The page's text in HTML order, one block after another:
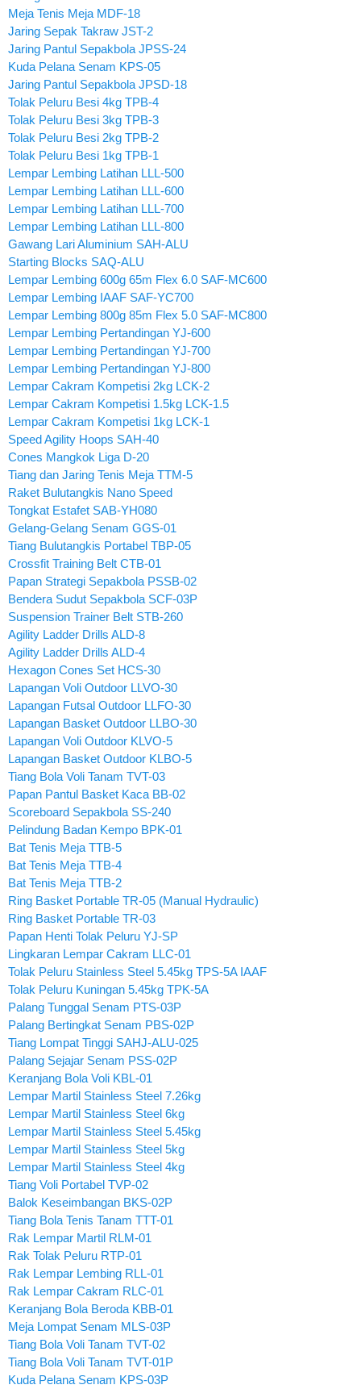
Meja Tenis Meja MDF-18
Jaring Sepak Takraw JST-2
Jaring Pantul Sepakbola JPSS-24
Kuda Pelana Senam KPS-05
Jaring Pantul Sepakbola JPSD-18
Tolak Peluru Besi 4kg TPB-4
Tolak Peluru Besi 3kg TPB-3
Tolak Peluru Besi 2kg TPB-2
Tolak Peluru Besi 1kg TPB-1
Lempar Lembing Latihan LLL-500
Lempar Lembing Latihan LLL-600
Lempar Lembing Latihan LLL-700
Lempar Lembing Latihan LLL-800
Gawang Lari Aluminium SAH-ALU
Starting Blocks SAQ-ALU
Lempar Lembing 600g 65m Flex 6.0 SAF-MC600
Lempar Lembing IAAF SAF-YC700
Lempar Lembing 800g 85m Flex 5.0 SAF-MC800
Lempar Lembing Pertandingan YJ-600
Lempar Lembing Pertandingan YJ-700
Lempar Lembing Pertandingan YJ-800
Lempar Cakram Kompetisi 2kg LCK-2
Lempar Cakram Kompetisi 1.5kg LCK-1.5
Lempar Cakram Kompetisi 1kg LCK-1
Speed Agility Hoops SAH-40
Cones Mangkok Liga D-20
Tiang dan Jaring Tenis Meja TTM-5
Raket Bulutangkis Nano Speed
Tongkat Estafet SAB-YH080
Gelang-Gelang Senam GGS-01
Tiang Bulutangkis Portabel TBP-05
Crossfit Training Belt CTB-01
Papan Strategi Sepakbola PSSB-02
Bendera Sudut Sepakbola SCF-03P
Suspension Trainer Belt STB-260
Agility Ladder Drills ALD-8
Agility Ladder Drills ALD-4
Hexagon Cones Set HCS-30
Lapangan Voli Outdoor LLVO-30
Lapangan Futsal Outdoor LLFO-30
Lapangan Basket Outdoor LLBO-30
Lapangan Voli Outdoor KLVO-5
Lapangan Basket Outdoor KLBO-5
Tiang Bola Voli Tanam TVT-03
Papan Pantul Basket Kaca BB-02
Scoreboard Sepakbola SS-240
Pelindung Badan Kempo BPK-01
Bat Tenis Meja TTB-5
Bat Tenis Meja TTB-4
Bat Tenis Meja TTB-2
Ring Basket Portable TR-05 (Manual Hydraulic)
Ring Basket Portable TR-03
Papan Henti Tolak Peluru YJ-SP
Lingkaran Lempar Cakram LLC-01
Tolak Peluru Stainless Steel 5.45kg TPS-5A IAAF
Tolak Peluru Kuningan 5.45kg TPK-5A
Palang Tunggal Senam PTS-03P
Palang Bertingkat Senam PBS-02P
Tiang Lompat Tinggi SAHJ-ALU-025
Palang Sejajar Senam PSS-02P
Keranjang Bola Voli KBL-01
Lempar Martil Stainless Steel 7.26kg
Lempar Martil Stainless Steel 6kg
Lempar Martil Stainless Steel 5.45kg
Lempar Martil Stainless Steel 5kg
Lempar Martil Stainless Steel 4kg
Tiang Voli Portabel TVP-02
Balok Keseimbangan BKS-02P
Tiang Bola Tenis Tanam TTT-01
Rak Lempar Martil RLM-01
Rak Tolak Peluru RTP-01
Rak Lempar Lembing RLL-01
Rak Lempar Cakram RLC-01
Keranjang Bola Beroda KBB-01
Meja Lompat Senam MLS-03P
Tiang Bola Voli Tanam TVT-02
Tiang Bola Voli Tanam TVT-01P
Kuda Pelana Senam KPS-03P